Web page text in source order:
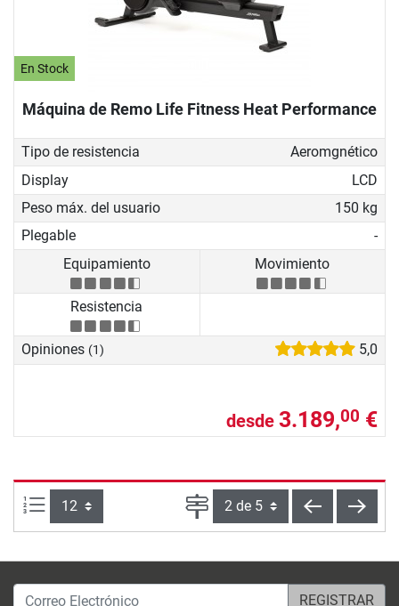
En Stock
Máquina de Remo Life Fitness Heat Performance
Tipo de resistencia
Aeromgnético
Display
LCD
Peso máx. del usuario
150 kg
Plegable
-
Equipamiento
Movimiento
Resistencia
Opiniones (1) 5,0
desde 3.189,00 €
Artículos por página: Página volver
Correo Electrónico